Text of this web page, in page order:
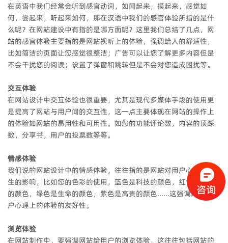
在英语中我们经常会听到感官动词，如闻起来，摸起来，感觉如
何，尝起来，听起来如何，那在汉语中我们的感官体验所指的是什
么呢？在网站建设中有指的是哪方面呢？这里我们总结了几点，网
站的感官体验主要指的是网站视听上的体验，强调给人的舒适性，
比如简洁的页面让您感觉很整洁；广告可以让您了解更多内容但是
不会干扰您的阅读；设置了弹窗和跳转但是不会对您造成困扰等。
交互体验
在网站设计中交互体验也很重要，尤其是现代多媒体手段的使用更
是提高了网站与用户间的交互性，这一点主要体现在网站的操作上
的体验如网站的易用性和可用性。如您的功能评论数，内容的顶踩
数，分享书，用户的投票数等等。
情感体验
我们说的网站设计中的情感体验，往往指的是网站对用户心理上产
生的影响，比如您的色彩的使用，蓝色是科技的颜色，红色是热情
的颜色，绿色是生命的颜色，紫色是高贵的颜色......这强调网站给用
户心理上的体验的友好性。
浏览体验
在网站制作中，要强调网站给用户的浏览体验，这往往包括网站的